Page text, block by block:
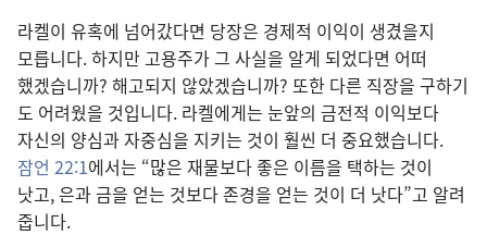
라켈이 유혹에 넘어갔다면 당장은 경제적 이익이 생겼을지
모릅니다. 하지만 고용주가 그 사실을 알게 되었다면 어떠
했겠습니까? 해고되지 않았겠습니까? 또한 다른 직장을 구하기
도 어려웠을 것입니다. 라켈에게는 눈앞의 금전적 이익보다
자신의 양심과 자중심을 지키는 것이 훨씬 더 중요했습니다.
잠언 22:1에서는 “많은 재물보다 좋은 이름을 택하는 것이
낫고, 은과 금을 얻는 것보다 존경을 얻는 것이 더 낫다”고 알려
줍니다.